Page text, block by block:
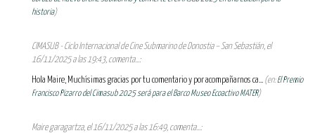
historia)
CIMASUB - Ciclo Internacional de Cine Submarino de Donostia – San Sebastián, el
16/11/2025 a las 19:43, comenta...:
Hola Maire, Muchísimas gracias por tu comentario y por acompañarnos ca... (en:El Premio
Francisco Pizarro del Cimasub 2025 será para el Barco Museo Ecoactivo MATER)
Maire garagartza, el 16/11/2025 a las 16:49, comenta...: